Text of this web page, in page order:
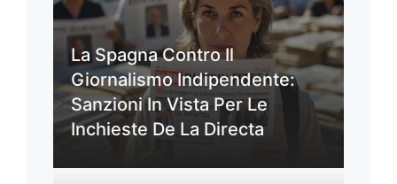
La Spagna Contro Il
Giornalismo Indipendente:
Sanzioni In Vista Per Le
Inchieste De La Directa